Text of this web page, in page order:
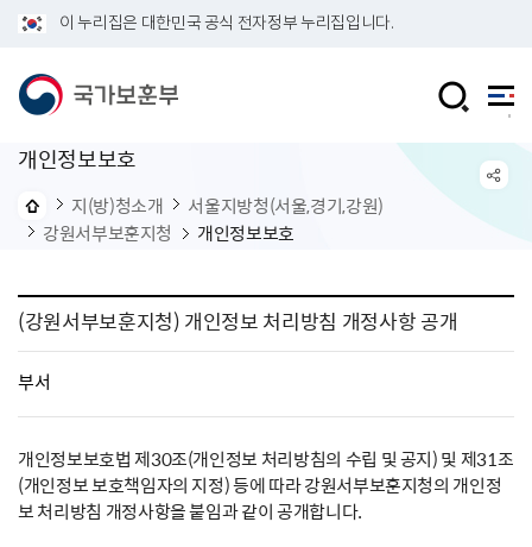
이 누리집은 대한민국 공식 전자정부 누리집입니다.
개인정보보호
지(방)청소개
서울지방청(서울,경기,강원)
강원서부보훈지청
개인정보보호
(강원서부보훈지청) 개인정보 처리방침 개정사항 공개
부서
개인정보보호법 제30조(개인정보 처리방침의 수립 및 공지) 및 제31조
(개인정보 보호책임자의 지정) 등에 따라 강원서부보훈지청의 개인정
보 처리방침 개정사항을 붙임과 같이 공개합니다.